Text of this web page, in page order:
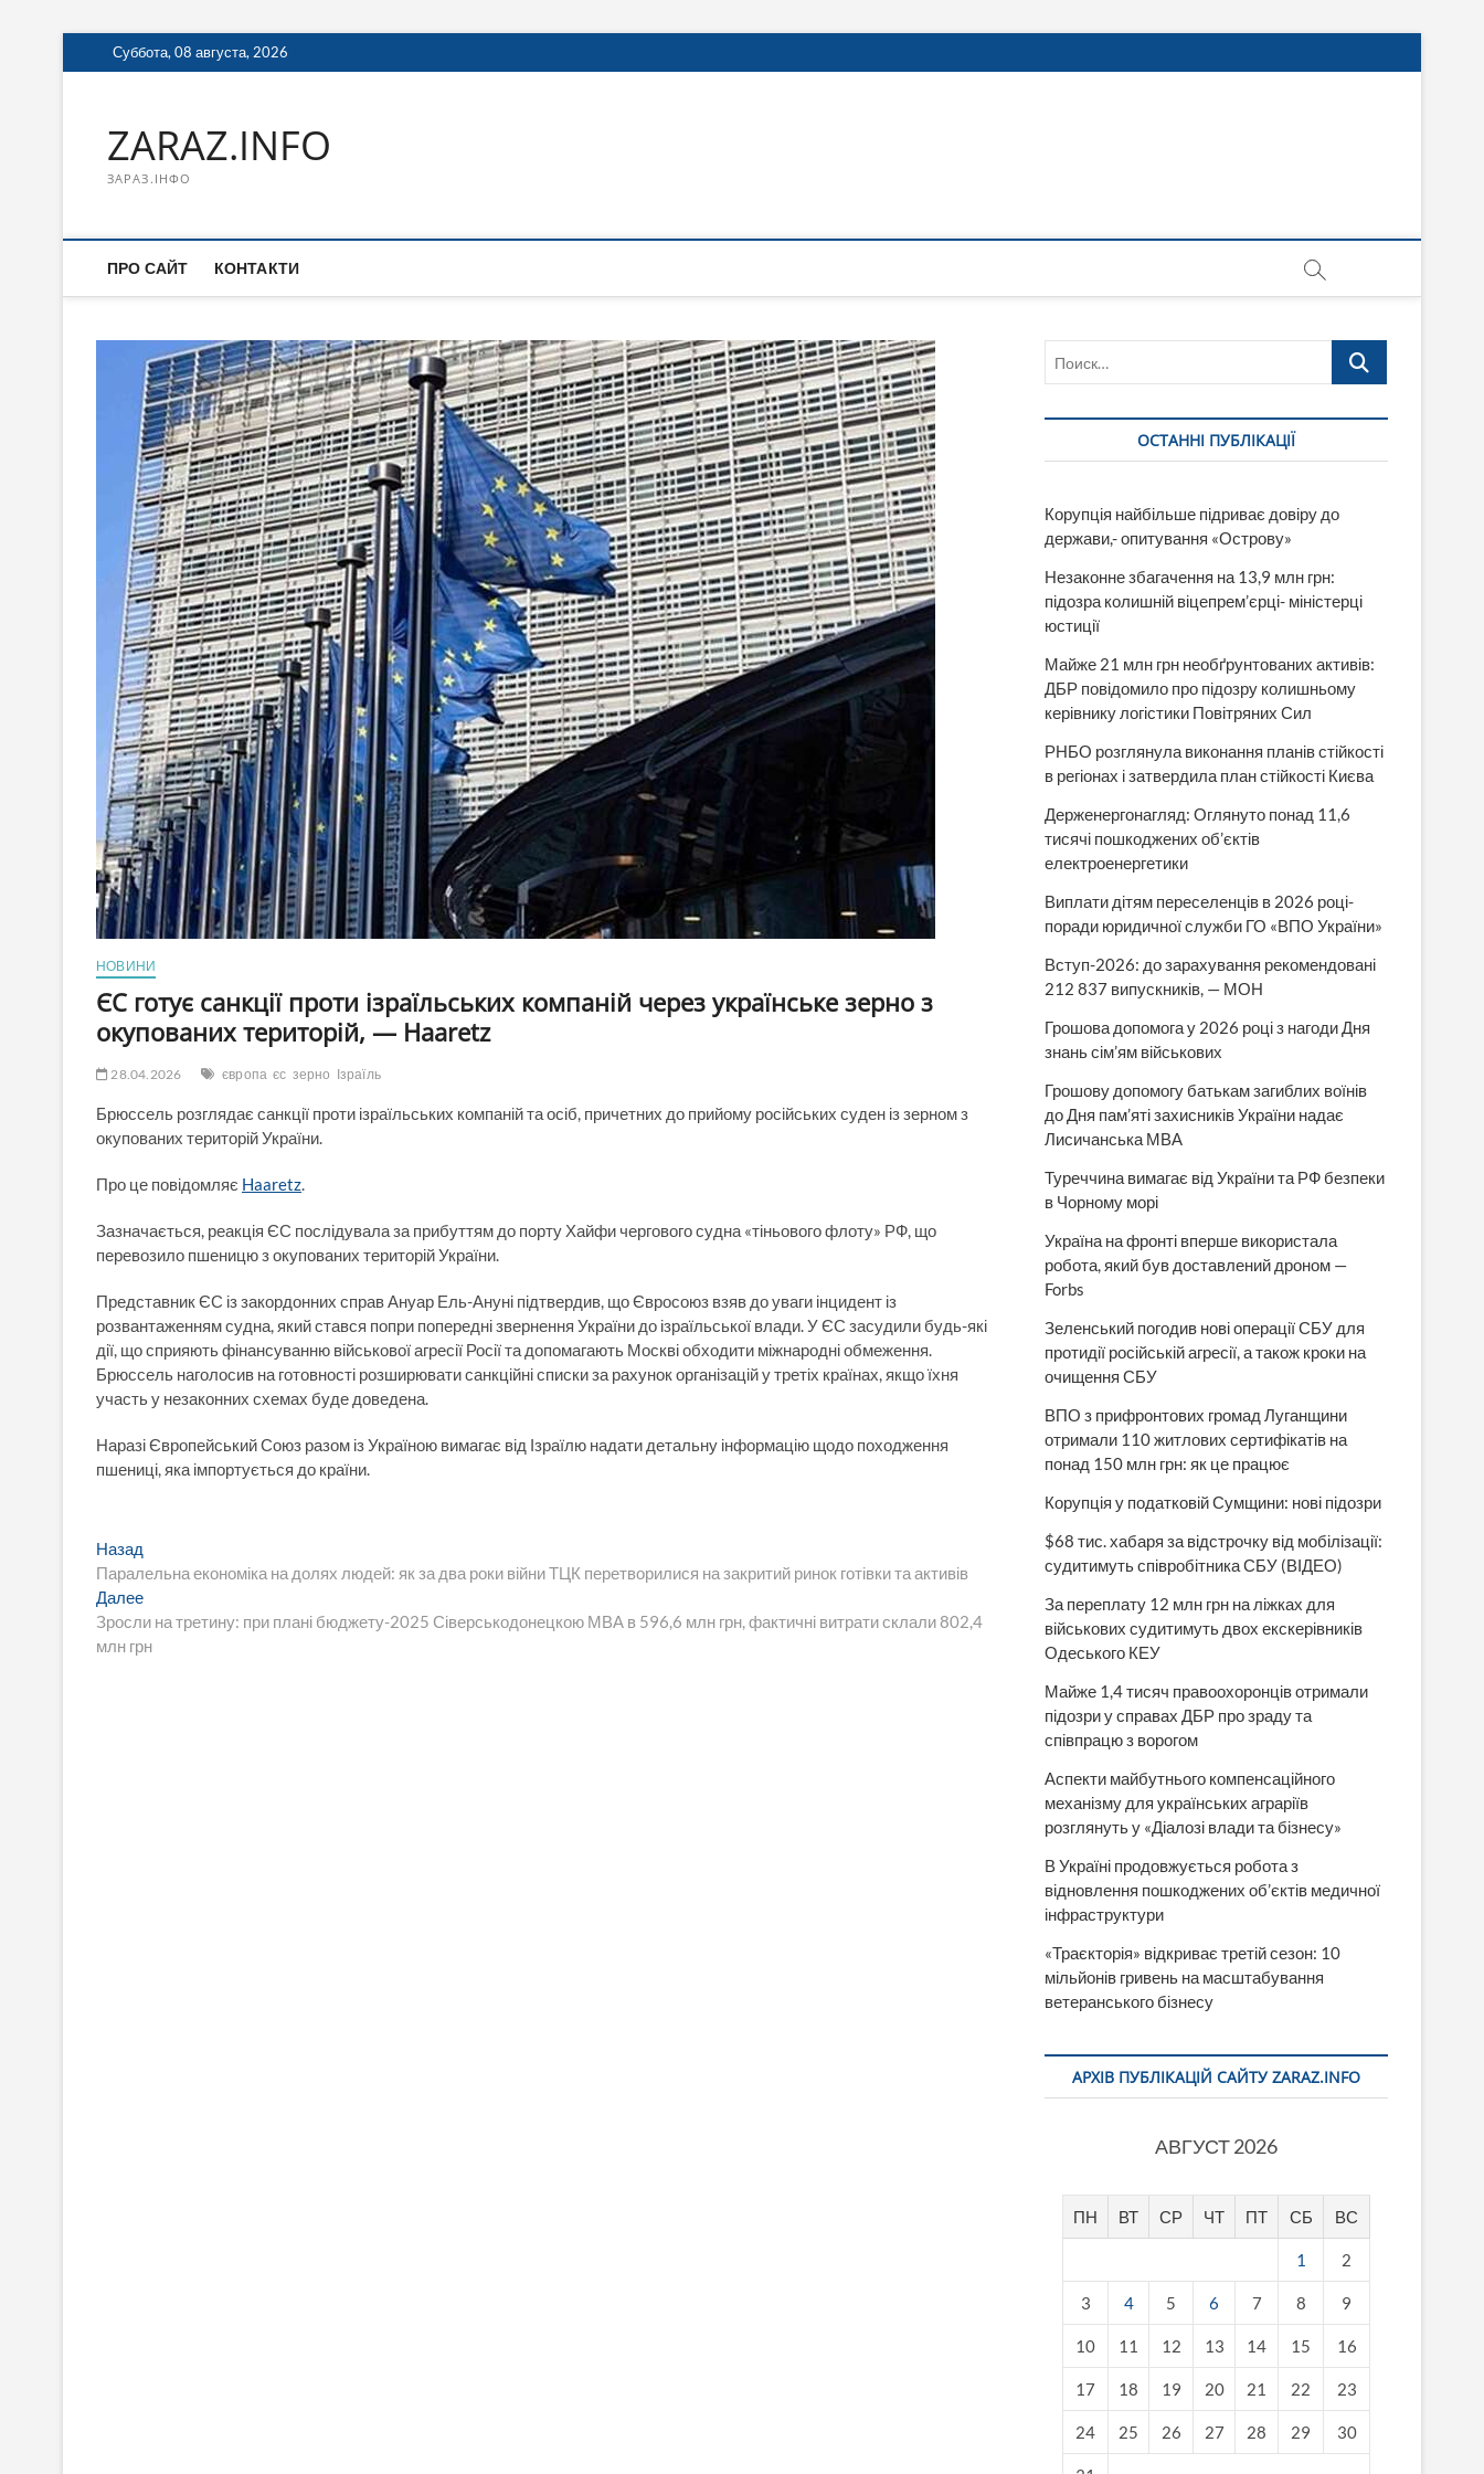
Перейти
к
Суббота, 08 августа, 2026
ZARAZ.INFO
ЗАРАЗ.ІНФО
ПРО САЙТ КОНТАКТИ
НОВИНИ
ЄС готує санкції проти ізраїльських компаній через українське зерно з
окупованих територій, — Haaretz
28.04.2026 європа єс зерно Ізраїль
Брюссель розглядає санкції проти ізраїльських компаній та осіб, причетних до прийому російських суден із зерном з
окупованих територій України.
Про це повідомляє Haaretz.
Зазначається, реакція ЄС послідувала за прибуттям до порту Хайфи чергового судна «тіньового флоту» РФ, що
перевозило пшеницю з окупованих територій України.
Представник ЄС із закордонних справ Ануар Ель-Ануні підтвердив, що Євросоюз взяв до уваги інцидент із
розвантаженням судна, який стався попри попередні звернення України до ізраїльської влади. У ЄС засудили будь-які
дії, що сприяють фінансуванню військової агресії Росії та допомагають Москві обходити міжнародні обмеження.
Брюссель наголосив на готовності розширювати санкційні списки за рахунок організацій у третіх країнах, якщо їхня
участь у незаконних схемах буде доведена.
Наразі Європейський Союз разом із Україною вимагає від Ізраїлю надати детальну інформацію щодо походження
пшениці, яка імпортується до країни.
Навигация
по
записям
Назад
запись:
Паралельна економіка на долях людей: як за два роки війни ТЦК перетворилися на закритий ринок готівки та активів
ДалееСледующая
запись:
Зросли на третину: при плані бюджету-2025 Сіверськодонецкою МВА в 596,6 млн грн, фактичні витрати склали 802,4
млн грн
Поиск…
ОСТАННІ ПУБЛІКАЦІЇ
Корупція найбільше підриває довіру до
держави,- опитування «Острову»
Незаконне збагачення на 13,9 млн грн:
підозра колишній віцепрем’єрці- міністерці
юстиції
Майже 21 млн грн необґрунтованих активів:
ДБР повідомило про підозру колишньому
керівнику логістики Повітряних Сил
РНБО розглянула виконання планів стійкості
в регіонах і затвердила план стійкості Києва
Держенергонагляд: Оглянуто понад 11,6
тисячі пошкоджених об’єктів
електроенергетики
Виплати дітям переселенців в 2026 році-
поради юридичної служби ГО «ВПО України»
Вступ-2026: до зарахування рекомендовані
212 837 випускників, — МОН
Грошова допомога у 2026 році з нагоди Дня
знань сім’ям військових
Грошову допомогу батькам загиблих воїнів
до Дня пам’яті захисників України надає
Лисичанська МВА
Туреччина вимагає від України та РФ безпеки
в Чорному морі
Україна на фронті вперше використала
робота, який був доставлений дроном —
Forbs
Зеленський погодив нові операції СБУ для
протидії російській агресії, а також кроки на
очищення СБУ
ВПО з прифронтових громад Луганщини
отримали 110 житлових сертифікатів на
понад 150 млн грн: як це працює
Корупція у податковій Сумщини: нові підозри
$68 тис. хабаря за відстрочку від мобілізації:
судитимуть співробітника СБУ (ВІДЕО)
За переплату 12 млн грн на ліжках для
військових судитимуть двох екскерівників
Одеського КЕУ
Майже 1,4 тисяч правоохоронців отримали
підозри у справах ДБР про зраду та
співпрацю з ворогом
Аспекти майбутнього компенсаційного
механізму для українських аграріїв
розглянуть у «Діалозі влади та бізнесу»
В Україні продовжується робота з
відновлення пошкоджених об’єктів медичної
інфраструктури
«Траєкторія» відкриває третій сезон: 10
мільйонів гривень на масштабування
ветеранського бізнесу
АРХІВ ПУБЛІКАЦІЙ САЙТУ ZARAZ.INFO
АВГУСТ 2026
ПН ВТ СР ЧТ ПТ СБ ВС
1 2
3 4 5 6 7 8 9
10 11 12 13 14 15 16
17 18 19 20 21 22 23
24 25 26 27 28 29 30